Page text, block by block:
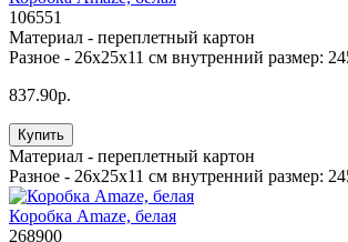
106551
Материал - переплетный картон
Разное - 26х25х11 см внутренний размер:
837.90р.
Купить
Материал - переплетный картон
Разное - 26х25х11 см внутренний размер:
Коробка Amaze, белая
268900